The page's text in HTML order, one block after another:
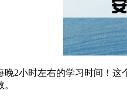
2小时左右的学习时间！